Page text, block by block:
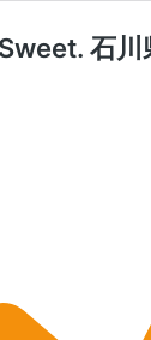
石